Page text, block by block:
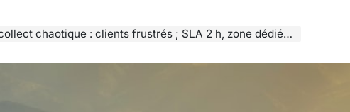
chaotique : clients frustrés ; SLA 2 h, zone dédiée et SMS proactifs